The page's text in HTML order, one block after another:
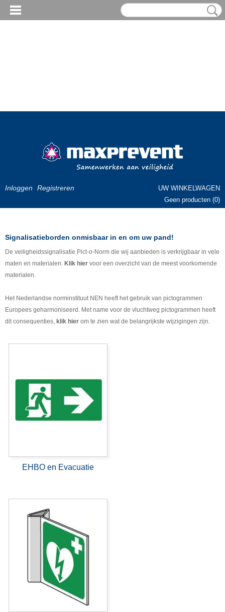
Inloggen Registreren
UW WINKELWAGEN
Geen producten (0)
Signalisatieborden onmisbaar in en om uw pand!
De veiligheidssignalisatie Pict-o-Norm die wij aanbieden is verkrijgbaar in vele
maten en materialen. Klik hier voor een overzicht van de meest voorkomende
materialen.
Het Nederlandse norminstituut NEN heeft het gebruik van pictogrammen
Europees geharmoniseerd. Met name voor de vluchtweg pictogrammen heeft
dit consequenties, klik hier om te zien wat de belangrijkste wijzigingen zijn.
EHBO en Evacuatie